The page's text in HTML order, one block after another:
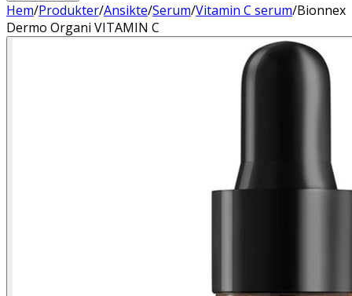
Hem/Produkter/Ansikte/Serum/Vitamin C serum/Bionnex
Dermo Organi VITAMIN C